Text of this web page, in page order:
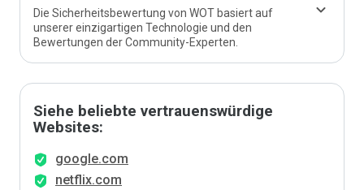
Die Sicherheitsbewertung von WOT basiert auf
unserer einzigartigen Technologie und den
Bewertungen der Community-Experten.
Siehe beliebte vertrauenswürdige
Websites:
google.com
netflix.com